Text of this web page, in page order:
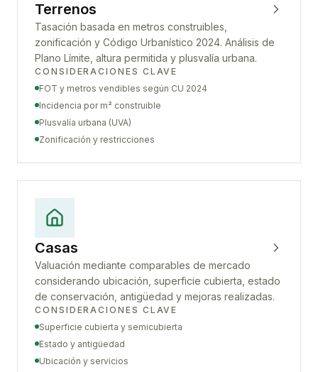
Terrenos
Tasación basada en metros construibles,
zonificación y Código Urbanístico 2024. Análisis de
Plano Límite, altura permitida y plusvalía urbana.
CONSIDERACIONES CLAVE
FOT y metros vendibles según CU 2024
Incidencia por m² construible
Plusvalía urbana (UVA)
Zonificación y restricciones
Casas
Valuación mediante comparables de mercado
considerando ubicación, superficie cubierta, estado
de conservación, antigüedad y mejoras realizadas.
CONSIDERACIONES CLAVE
Superficie cubierta y semicubierta
Estado y antigüedad
Ubicación y servicios